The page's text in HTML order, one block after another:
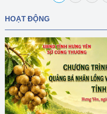
HOẠT ĐỘNG